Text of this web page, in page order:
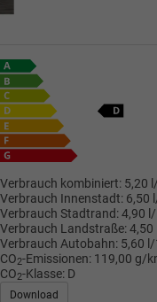
Verbrauch kombiniert: 5,20
Verbrauch Innenstadt: 6,50
Verbrauch Stadtrand:4,90
Verbrauch Landstraße:4,50
Verbrauch Autobahn: 5,60
CO2-Emissionen: 119,00 g/
CO2-Klasse: D
Download